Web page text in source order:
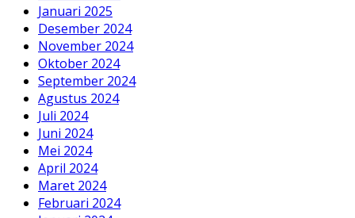
Januari 2025
Desember 2024
November 2024
Oktober 2024
September 2024
Agustus 2024
Juli 2024
Juni 2024
Mei 2024
April 2024
Maret 2024
Februari 2024